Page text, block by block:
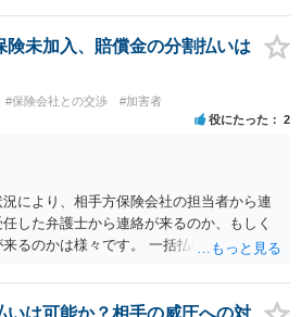
険会社から提示される慰謝料額について
により増額を検討できる場合がありますの
備した上で、弁護士に個別に相談すること
手方保険会社から届いている示談金額の提
がの内容 ・治療開始日及び治療終了日
在も症状が残っているか ・叔母様ご本人
険に、今回の事故で利用できる弁護士費
、被害者は叔母様ご本人となりますの
は、叔母様ご本人の依頼意思等を確認す
の十分な意思疎通が難しいとのことです
踏まえて、依頼意思の確認方法等を検討
険未加入、賠償金の分割払いは
#保険会社との交渉 #加害者
役にたった 2
により、相手方保険会社の担当者から連
した弁護士から連絡が来るのか、もしく
るのかは様々です。 一括払いや分割払い
に合意すれば、和解は可能です。 他方で
いことになります。 今後の見通しを知る為
いは可能か？相手の威圧への対